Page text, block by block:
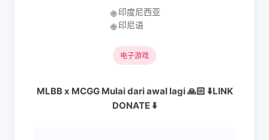
🌐 印度尼西亚
🌐 印尼语
电子游戏
MLBB x MCGG Mulai dari awal lagi 🙏🏻 ⬇️LINK
DONATE ⬇️